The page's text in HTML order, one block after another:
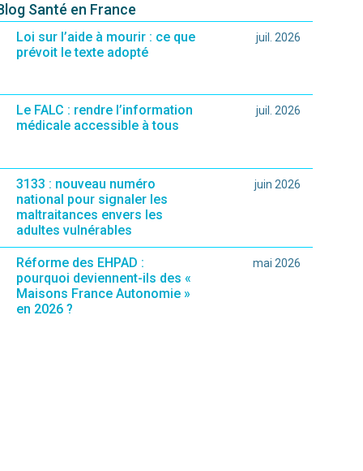
Santé en France
Loi sur l’aide à mourir : ce que
prévoit le texte adopté
juil. 2026
Le FALC : rendre l’information
médicale accessible à tous
juil. 2026
3133 : nouveau numéro
national pour signaler les
maltraitances envers les
adultes vulnérables
juin 2026
Réforme des EHPAD :
pourquoi deviennent-ils des «
Maisons France Autonomie »
en 2026 ?
mai 2026